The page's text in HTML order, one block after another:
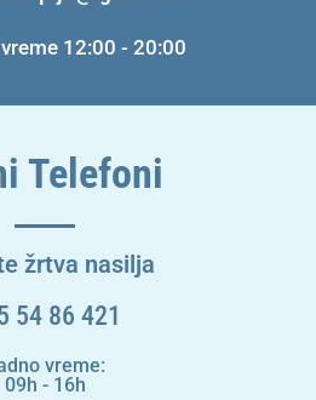
12:00 - 20:00
Telefoni
žrtva nasilja
54 86 421
vreme:
09h - 16h